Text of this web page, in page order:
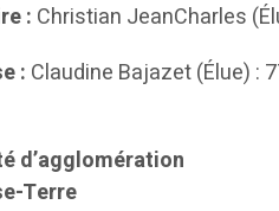
: Christian JeanCharles
: Claudine Bajazet (Élue) :
d’agglomération
Terre